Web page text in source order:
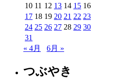
10 11 12 13 14 15 16
17 18 19 20 21 22 23
24 25 26 27 28 29 30
31
« 4月
6月 »
つぶやき